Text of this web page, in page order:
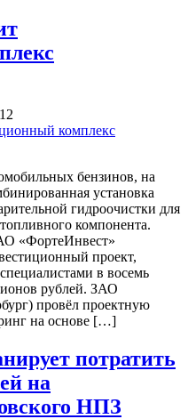
бензинов, на
установка
гидроочистки для
компонента.
«ФортеИнвест»
проект,
в восемь
рублей. ЗАО
провёл проектную
на основе […]
потратить
на
НПЗ